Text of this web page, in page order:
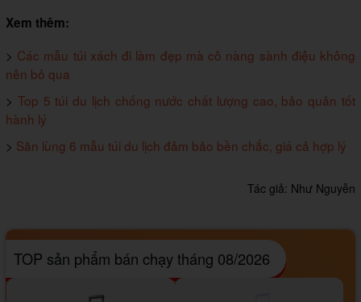
Xem thêm:
> Các mẫu túi xách đi làm đẹp mà cô nàng sành điệu không
nên bỏ qua
> Top 5 túi du lịch chống nước chất lượng cao, bảo quản tốt
hành lý
> Săn lùng 6 mẫu túi du lịch đảm bảo bền chắc, giá cả hợp lý
Tác giả: Như Nguyễn
TOP sản phẩm bán chạy tháng 08/2026